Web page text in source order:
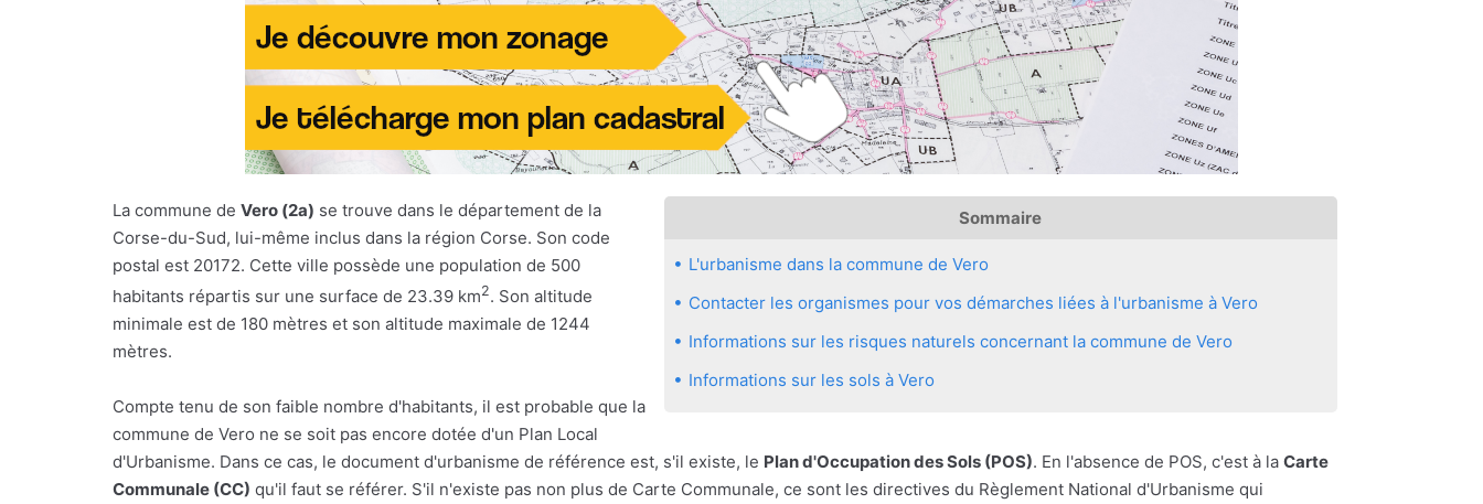
Sommaire
L'urbanisme dans la commune de Vero
Contacter les organismes pour vos démarches liées à l'urbanisme à Vero
Informations sur les risques naturels concernant la commune de Vero
Informations sur les sols à Vero
La commune de Vero (2a) se trouve dans le département de la
Corse-du-Sud, lui-même inclus dans la région Corse. Son code
postal est 20172. Cette ville possède une population de 500
habitants répartis sur une surface de 23.39 km2. Son altitude
minimale est de 180 mètres et son altitude maximale de 1244
mètres.
Compte tenu de son faible nombre d'habitants, il est probable que la
commune de Vero ne se soit pas encore dotée d'un Plan Local
d'Urbanisme. Dans ce cas, le document d'urbanisme de référence est, s'il existe, le Plan d'Occupation des Sols (POS). En l'absence de POS, c'est à la Carte
Communale (CC) qu'il faut se référer. S'il n'existe pas non plus de Carte Communale, ce sont les directives du Règlement National d'Urbanisme qui